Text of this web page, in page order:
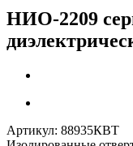
НИО-2209
Артикул: 88935КВТ